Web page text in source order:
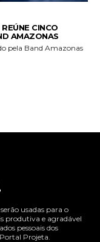
CINCO
AMAZONAS
pela Band Amazonas
usadas para o
produtiva e agradável
pessoais dos
Projeta.